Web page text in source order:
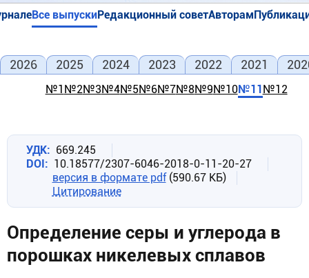
Все выпускиРедакционный советАвторам
2026 2025 2024 2023 2022 2021
№1 №2№3№4№5№6№7№8№9№10№11№12
УДК
669.245
DOI
10.18577/2307-6046-2018-0-11-20-27
версия в формате pdf (590.67 КБ)
Цитирование
Определение серы и углерода в
порошках никелевых сплавов